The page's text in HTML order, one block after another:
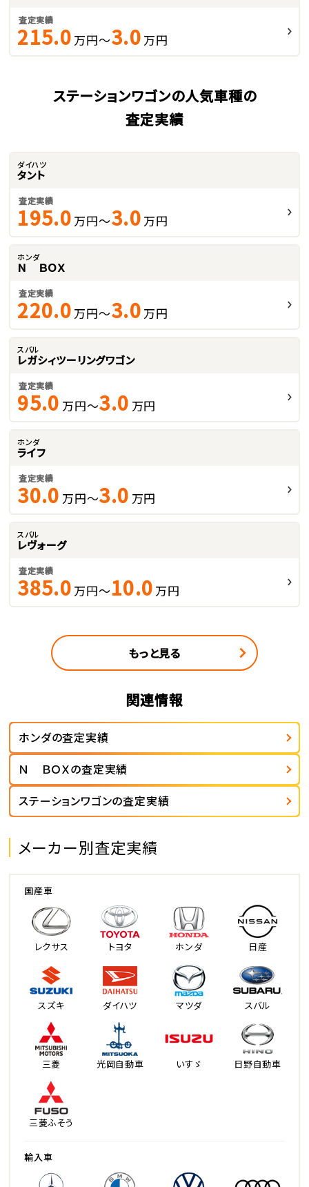
査定実績
215.0 万円～3.0 万円
ステーションワゴンの人気車種の
査定実績
ダイハツ
タント
査定実績
195.0 万円～3.0 万円
ホンダ
Ｎ ＢＯＸ
査定実績
220.0 万円～3.0 万円
スバル
レガシィツーリングワゴン
査定実績
95.0 万円～3.0 万円
ホンダ
ライフ
査定実績
30.0 万円～3.0 万円
スバル
レヴォーグ
査定実績
385.0 万円～10.0 万円
もっと見る
関連情報
ホンダの査定実績
Ｎ ＢＯＸの査定実績
ステーションワゴンの査定実績
メーカー別査定実績
国産車
レクサス トヨタ ホンダ 日産
スズキ ダイハツ マツダ スバル
三菱 光岡自動車 いすゞ 日野自動車
三菱ふそう
輸入車